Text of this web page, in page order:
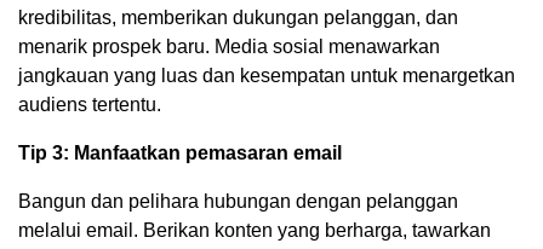
kredibilitas, memberikan dukungan pelanggan, dan
menarik prospek baru. Media sosial menawarkan
jangkauan yang luas dan kesempatan untuk menargetkan
audiens tertentu.
Tip 3: Manfaatkan pemasaran email
Bangun dan pelihara hubungan dengan pelanggan
melalui email. Berikan konten yang berharga, tawarkan